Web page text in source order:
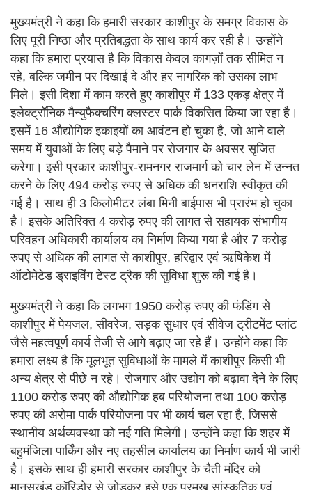
मुख्यमंत्री ने कहा कि हमारी सरकार काशीपुर के समग्र विकास के
लिए पूरी निष्ठा और प्रतिबद्धता के साथ कार्य कर रही है। उन्होंने
कहा कि हमारा प्रयास है कि विकास केवल कागज़ों तक सीमित न
रहे, बल्कि जमीन पर दिखाई दे और हर नागरिक को उसका लाभ
मिले। इसी दिशा में काम करते हुए काशीपुर में 133 एकड़ क्षेत्र में
इलेक्ट्रॉनिक मैन्युफैक्चरिंग क्लस्टर पार्क विकसित किया जा रहा है।
इसमें 16 औद्योगिक इकाइयों का आवंटन हो चुका है, जो आने वाले
समय में युवाओं के लिए बड़े पैमाने पर रोजगार के अवसर सृजित
करेगा। इसी प्रकार काशीपुर-रामनगर राजमार्ग को चार लेन में उन्नत
करने के लिए 494 करोड़ रुपए से अधिक की धनराशि स्वीकृत की
गई है। साथ ही 3 किलोमीटर लंबा मिनी बाईपास भी प्रारंभ हो चुका
है। इसके अतिरिक्त 4 करोड़ रुपए की लागत से सहायक संभागीय
परिवहन अधिकारी कार्यालय का निर्माण किया गया है और 7 करोड़
रुपए से अधिक की लागत से काशीपुर, हरिद्वार एवं ऋषिकेश में
ऑटोमेटेड ड्राइविंग टेस्ट ट्रैक की सुविधा शुरू की गई है।
मुख्यमंत्री ने कहा कि लगभग 1950 करोड़ रुपए की फंडिंग से
काशीपुर में पेयजल, सीवरेज, सड़क सुधार एवं सीवेज ट्रीटमेंट प्लांट
जैसे महत्वपूर्ण कार्य तेजी से आगे बढ़ाए जा रहे हैं। उन्होंने कहा कि
हमारा लक्ष्य है कि मूलभूत सुविधाओं के मामले में काशीपुर किसी भी
अन्य क्षेत्र से पीछे न रहे। रोजगार और उद्योग को बढ़ावा देने के लिए
1100 करोड़ रुपए की औद्योगिक हब परियोजना तथा 100 करोड़
रुपए की अरोमा पार्क परियोजना पर भी कार्य चल रहा है, जिससे
स्थानीय अर्थव्यवस्था को नई गति मिलेगी। उन्होंने कहा कि शहर में
बहुमंजिला पार्किंग और नए तहसील कार्यालय का निर्माण कार्य भी जारी
है। इसके साथ ही हमारी सरकार काशीपुर के चैती मंदिर को